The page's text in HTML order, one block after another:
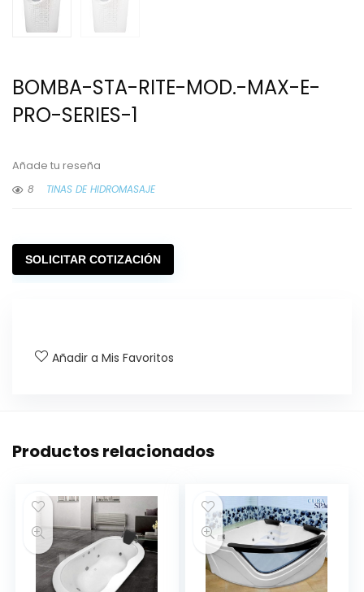
BOMBA-STA-RITE-MOD.-MAX-E-
PRO-SERIES-1
Añade tu reseña
8
TINAS DE HIDROMASAJE
SOLICITAR COTIZACIÓN
Añadir a Mis Favoritos
Productos relacionados